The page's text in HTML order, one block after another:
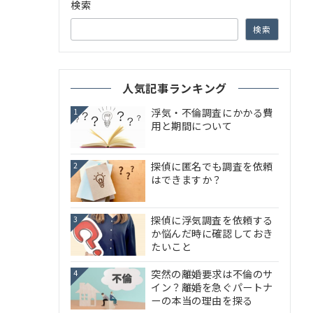
検索
検索
人気記事ランキング
1
浮気・不倫調査にかかる費
用と期間について
2
探偵に匿名でも調査を依頼
はできますか？
3
探偵に浮気調査を依頼する
か悩んだ時に確認しておき
たいこと
4
突然の離婚要求は不倫のサ
イン？離婚を急ぐパートナ
ーの本当の理由を探る